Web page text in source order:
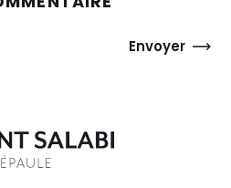
de la bourse (bursite), l’IRM
un excellent examen.
Envoyer